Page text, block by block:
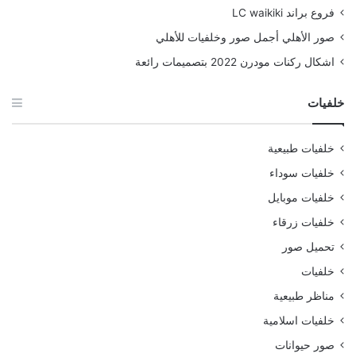
فروع براند LC waikiki
صور الأهلي أجمل صور وخلفيات للأهلي
اشكال ركنات مودرن 2022 بتصميمات رائعة
خلفيات
خلفيات طبيعية
خلفيات سوداء
خلفيات موبايل
خلفيات زرقاء
تحميل صور
خلفيات
مناظر طبيعية
خلفيات اسلامية
صور حيوانات